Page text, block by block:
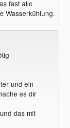
fast alle
Wasserkühlung.
und ein
es dir
das mit